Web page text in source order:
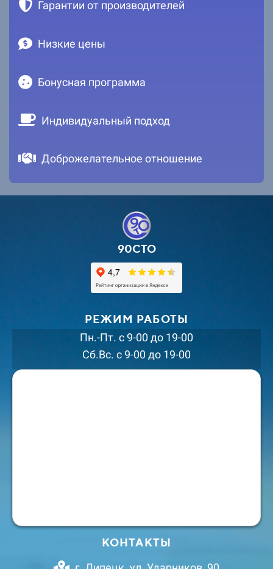
Гарантии от производителей
Низкие цены
Бонусная программа
Индивидуальный подход
Доброжелательное отношение
90СТО
РЕЖИМ РАБОТЫ
Пн.-Пт. с 9-00 до 19-00
Сб.Вс. с 9-00 до 19-00
КОНТАКТЫ